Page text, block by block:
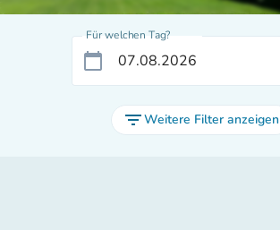
Für welchen Tag?
calendar_today
filter_listWeitere Filter anzeigen